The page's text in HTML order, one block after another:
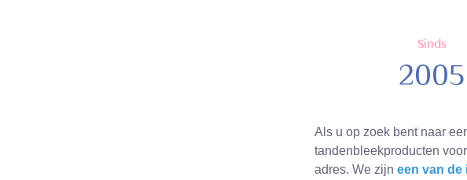
Sinds
2005
Als u op zoek bent naar
tandenbleekproducten
adres. We zijneen van de